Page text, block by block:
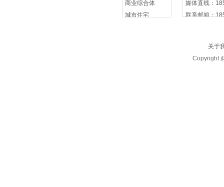
商业综合体
城市住宅
媒体直线：
联系邮箱：
关于
Copyright